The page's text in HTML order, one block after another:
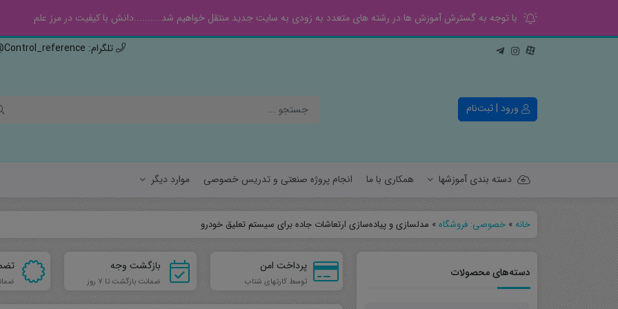
با توجه به گسترش آموزش ها در رشته های متعدد به زودی به سایت جدید منتقل خواهیم شد..........دانش با کیفیت در مرز علم
تلگرام: Control_reference@ , ایتا: Controlref@
ورود | ثبت‌نام
دسته بندی آموزشها
کنترل
قدرت
الکترونیک
مخابرات
سیالات
جامدات
همکاری با ما انجام پروژه صنعتی و تدریس خصوصی موارد دیگر
خانه» خصوصی: فروشگاه» مدلسازی و پیاده‌سازی ارتعاشات جاده برای سیستم تعلیق خودرو
پرداخت امن
توسط کارتهای شتاب
بازگشت وجه
ضمانت بازگشت تا 7 روز
دسته‌های محصولات